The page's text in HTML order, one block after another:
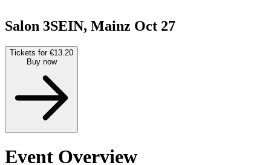
Salon 3SEIN, Mainz Oct 27
Tickets for €13.20
Buy now
Event Overview